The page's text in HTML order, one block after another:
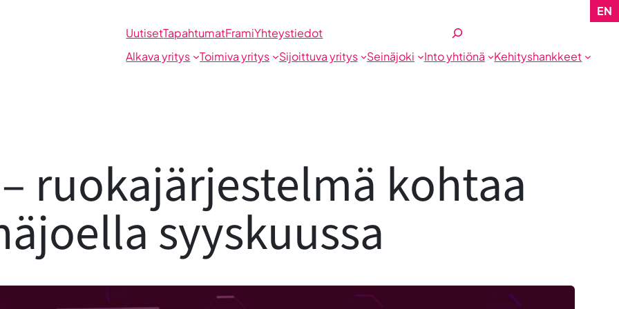
UutisetTapahtumatFramiYhteystiedot
Etsi
Alkava yritys
Toimiva yritys Sijoittuva yritys Seinäjoki Into yhtiönä Kehityshankkeet
EN
ruokajärjestelmä kohtaa
syyskuussa